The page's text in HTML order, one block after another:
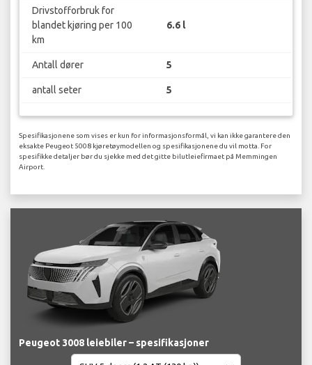
Drivstofforbruk for
blandet kjøring per 100
km
6.6 l
Antall dører 5
antall seter 5
Spesifikasjonene som vises er kun for informasjonsformål, vi kan ikke garantere den
eksakte Peugeot 5008 kjøretøymodellen og spesifikasjonene du vil motta. For
spesifikke detaljer bør du sjekke med det gitte bilutleiefirmaet på Memmingen
Airport.
Peugeot 3008 leiebiler – spesifikasjoner